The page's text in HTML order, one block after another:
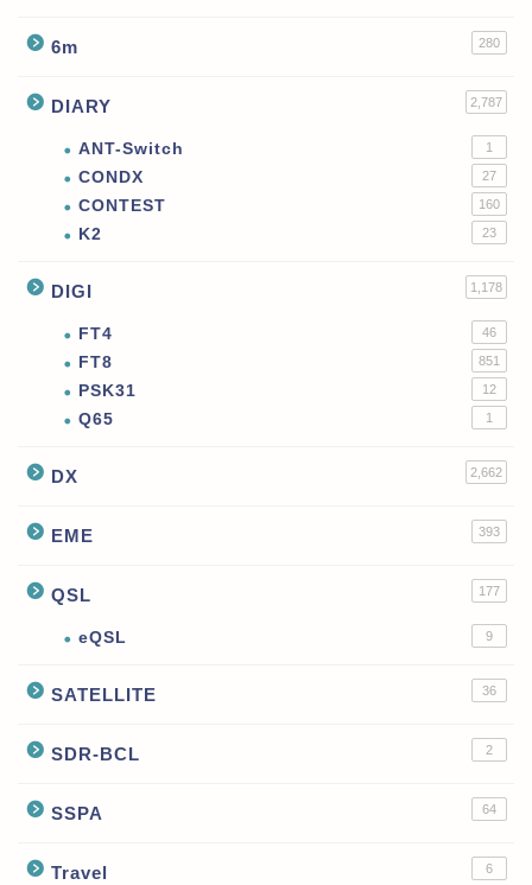
6m 280
DIARY 2,787
ANT-Switch 1
CONDX 27
CONTEST 160
K2 23
DIGI 1,178
FT4 46
FT8 851
PSK31 12
Q65 1
DX 2,662
EME 393
QSL 177
eQSL 9
SATELLITE 36
SDR-BCL 2
SSPA 64
Travel 6